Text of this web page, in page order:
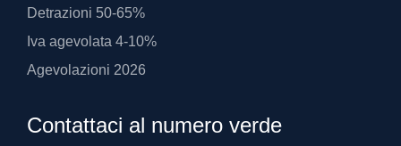
Detrazioni 50-65%
Iva agevolata 4-10%
Agevolazioni 2026
Contattaci al numero verde